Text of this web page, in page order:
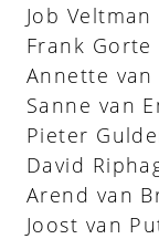
Job Veltman
Frank Gorte
Annette van
Sanne van
Pieter
David
Arend van
Joost van